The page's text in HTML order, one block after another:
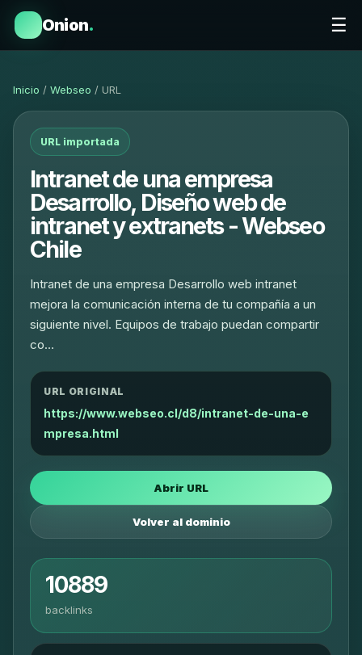
Onion. ☰
Inicio / Webseo / URL
URL importada
Intranet de una empresa
Desarrollo, Diseño web de
intranet y extranets - Webseo
Chile
Intranet de una empresa Desarrollo web intranet
mejora la comunicación interna de tu compañía a un
siguiente nivel. Equipos de trabajo puedan compartir
co…
URL ORIGINAL
https://www.webseo.cl/d8/intranet-de-una-e
mpresa.html
Abrir URL
Volver al dominio
10889
backlinks